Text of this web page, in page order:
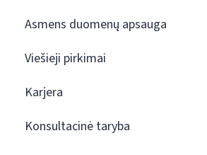
Asmens duomenų apsauga
Viešieji pirkimai
Karjera
Konsultacinė taryba